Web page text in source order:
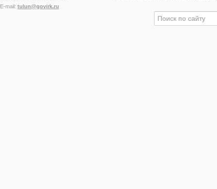
E-mail: tulun@govirk.ru